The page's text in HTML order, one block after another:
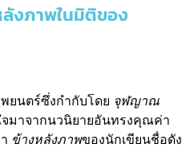
ลังภาพในมิติของ
ยนตร์ซึ่งกำกับโดย จุฬญาณ
มาจากนวนิยายอันทรงคุณค่า
ข้างหลังภาพของนักเขียนชื่อดัง